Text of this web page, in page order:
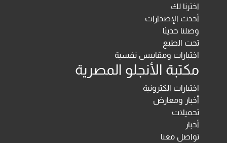
اخترنا لك
أحدث الإصدارات
وصلنا حديثا
تحت الطبع
اختبارات ومقاييس نفسية
مكتبة الأنجلو المصرية
اختبارات الكترونية
أخبار ومعارض
تحميلات
أخبار
تواصل معنا